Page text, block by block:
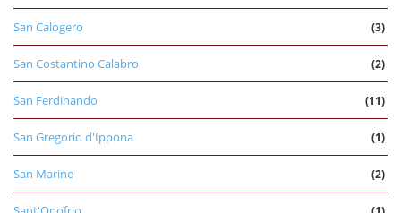
San Calogero (3)
San Costantino Calabro (2)
San Ferdinando (11)
San Gregorio d'Ippona (1)
San Marino (2)